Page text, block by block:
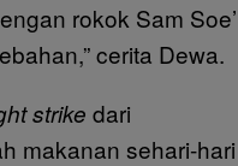
rokok Sam
cerita Dewa.
strike dari
makanan sehari-